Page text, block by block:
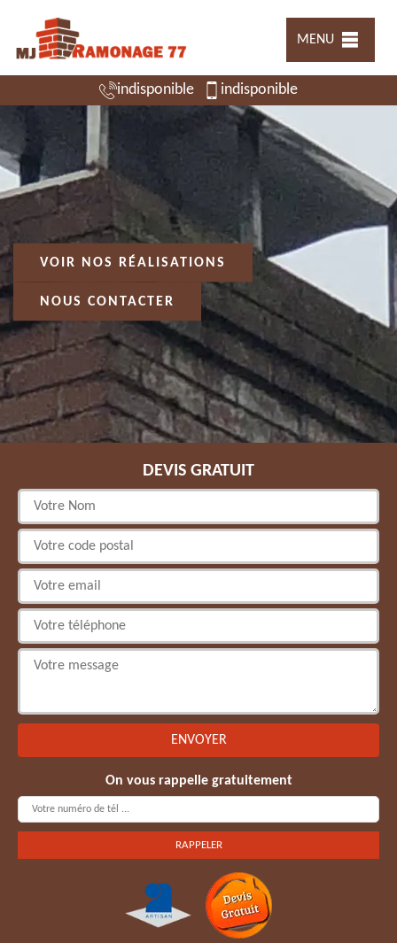
MENU
indisponible indisponible
VOIR NOS RÉALISATIONS
NOUS CONTACTER
DEVIS GRATUIT
On vous rappelle gratuitement